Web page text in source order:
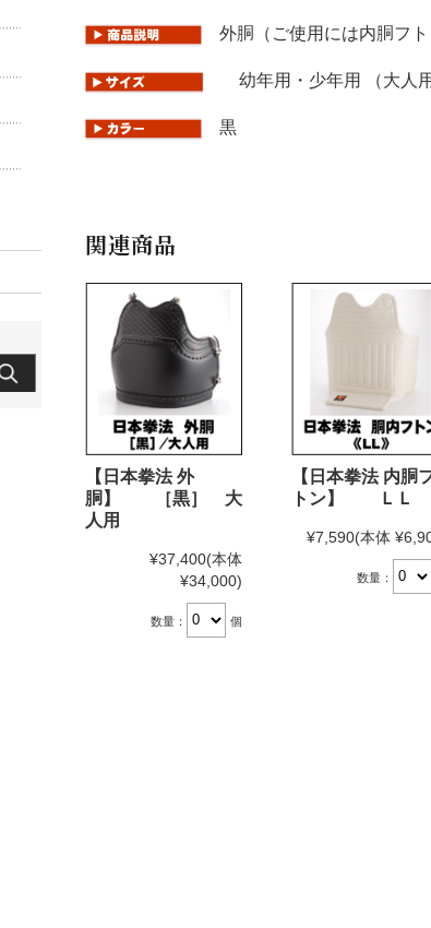
外胴（ご使用には内胴フト
幼年用・少年用 （大人用
黒
関連商品
【日本拳法 外
胴】 ［黒］ 大
人用
¥37,400(本体
¥34,000)
数量： 個
【日本拳法 内胴
トン】 ＬＬ
¥7,590(本体
数量：